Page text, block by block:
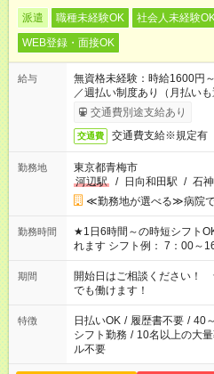
派遣 職種未経験OK 社会人未経験
WEB登録・面接OK
給与
無資格未経験：時給1600
／週払い制度あり（月払い
了次第のお支払いとなります
交通費別途支給あり
交通費 交通費支給※規定有
勤務地
東京都青梅市
河辺駅
/ 日向和田駅 / 石
≪勤務地が選べる≫病院で
勤務時間
★1日6時間～の時短シフトOK ★都合に合わせてシフトが決
れます シフト例： 7：00～
18：00 11：00～20：00 など ※Wワークの場合、他のお仕
合わせ週40時間超の就業は
週20時間以上勤務は社会保
派遣法（日雇い派遣の原則
業はご案内が難しい場合が
期間
開始日はご相談ください
でも働けます！
特徴 日払いOK / 履歴書不要 / 40
シフト勤務 / 10名以上の大
ル不要